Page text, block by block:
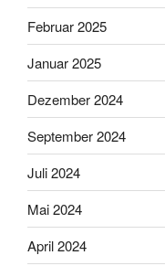
Februar 2025
Januar 2025
Dezember 2024
September 2024
Juli 2024
Mai 2024
April 2024